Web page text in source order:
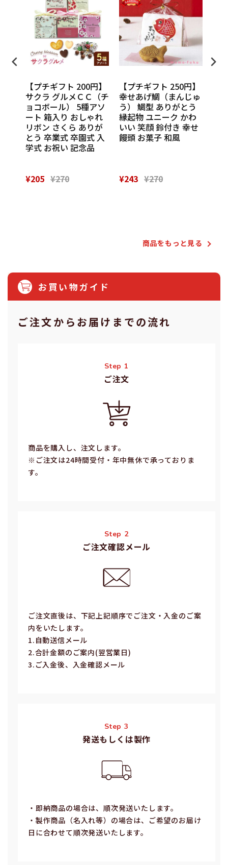
【プチギフト 200円】
サクラ グルメＣＣ（チ
ョコボール） 5種アソ
ート 箱入り おしゃれ
リボン さくら ありが
とう 卒業式 卒園式 入
学式 お祝い 記念品
¥205 ¥270
【プチギフト 250円】
幸せあげ鯛（まんじゅ
う） 鯛型 ありがとう
縁起物 ユニーク かわ
いい 笑顔 鈴付き 幸せ
饅頭 お菓子 和風
¥243 ¥270
商品をもっと⾒る
お買い物ガイド
ご注⽂からお届けまでの流れ
Step 1
ご注⽂
商品を購入し、注文します。
※ご注⽂は24時間受付・年中無休で承っておりま
す。
Step 2
ご注文確認メール
ご注⽂直後は、下記上記順序でご注⽂・⼊⾦のご案
内をいたします。
1.⾃動送信メール
2.合計⾦額のご案内(翌営業⽇)
3.ご⼊⾦後、⼊⾦確認メール
Step 3
発送もしくは製作
・即納商品の場合は、順次発送いたします。
・製作商品（名⼊れ等）の場合は、ご希望のお届け
⽇に合わせて順次発送いたします。